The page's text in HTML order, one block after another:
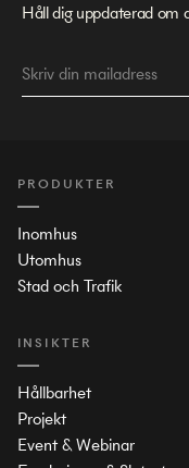
Håll dig uppdaterad om
PRODUKTER
Inomhus
Utomhus
Stad och Trafik
INSIKTER
Hållbarhet
Projekt
Event & Webinar